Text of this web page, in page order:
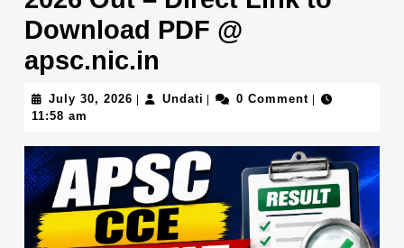
Download PDF @
apsc.nic.in
July 30, 2026 July Undati Undati0 Comment
11:58 am